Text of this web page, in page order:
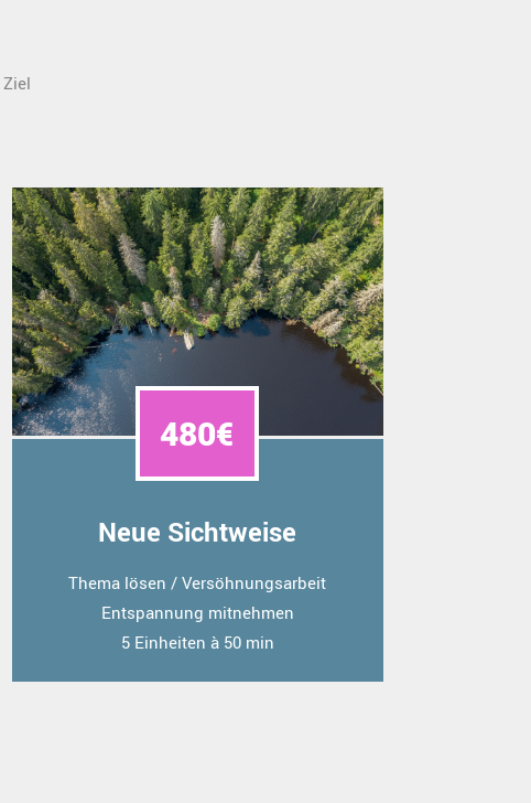
480€
Neue Sichtweise
Thema lösen / Versöhnungsarbeit
Entspannung mitnehmen
5 Einheiten à 50 min